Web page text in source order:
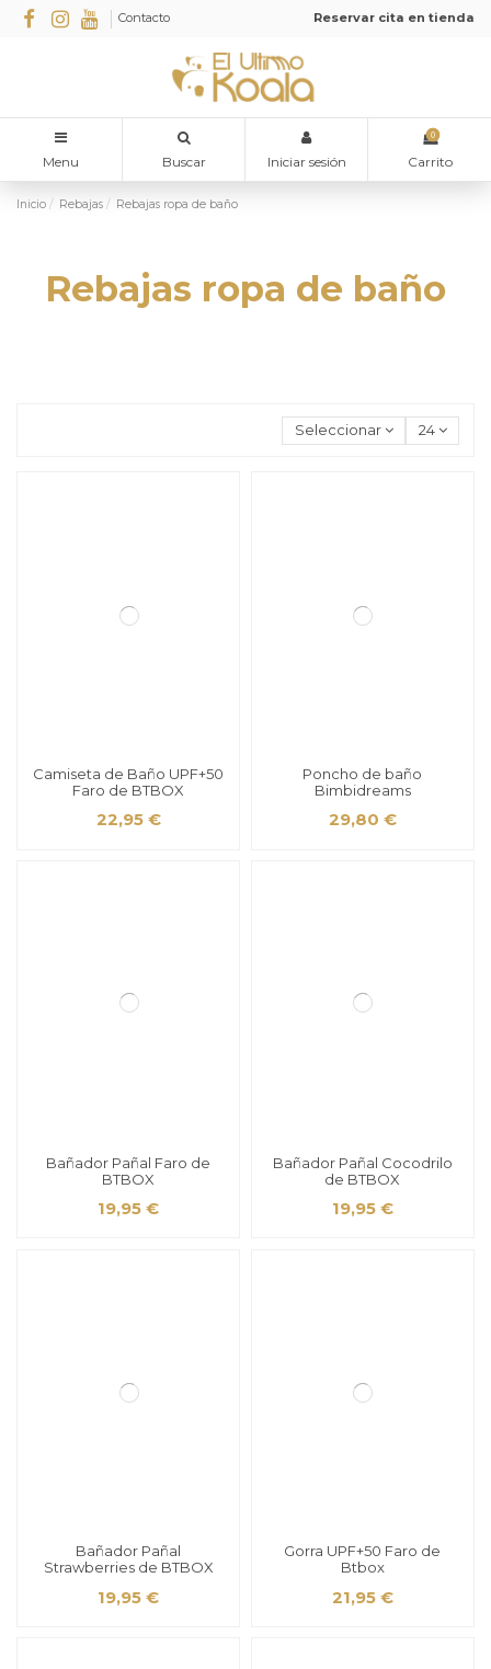
Contacto Reservar cita en tienda
Menu Buscar Iniciar sesión
0
Carrito
Inicio Rebajas Rebajas ropa de baño
Rebajas ropa de baño
Seleccionar 24
Camiseta de Baño UPF+50
Faro de BTBOX
22,95 €
Poncho de baño
Bimbidreams
29,80 €
Bañador Pañal Faro de
BTBOX
19,95 €
Bañador Pañal Cocodrilo
de BTBOX
19,95 €
Bañador Pañal
Strawberries de BTBOX
19,95 €
Gorra UPF+50 Faro de
Btbox
21,95 €